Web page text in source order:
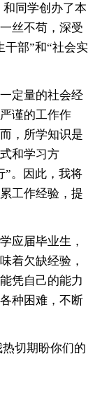
同学创办了本
丝不苟，深受
干部”和“社会实
定量的社会经
谨的工作作
，所学知识是
和学习方
”。因此，我将
工作经验，提
应届毕业生，
着欠缺经验，
凭自己的能力
种困难，不断
切期盼你们的